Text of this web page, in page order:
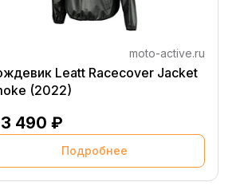
moto-active.ru
Leatt Racecover Jacket
(2022)
3 490 ₽
Подробнее